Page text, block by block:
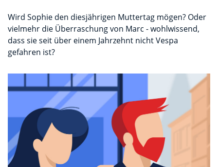
Wird Sophie den diesjährigen Muttertag mögen? Oder
vielmehr die Überraschung von Marc - wohlwissend,
dass sie seit über einem Jahrzehnt nicht Vespa
gefahren ist?